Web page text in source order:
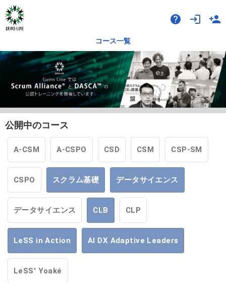
help login person_add
コース一覧
公開中のコース
A-CSM A-CSPO CSD CSM CSP-SM
CSPO スクラム基礎 データサイエンス
データサイエンス CLB CLP
LeSS in Action AI DX Adaptive Leaders
LeSS' Yoaké